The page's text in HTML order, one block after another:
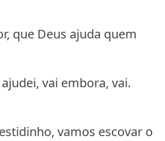
que Deus ajuda quem
vai embora, vai.
vamos escovar o